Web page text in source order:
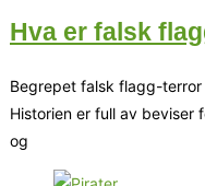
Hva er falsk
Begrepet falsk flagg-
Historien er full av beviser
og